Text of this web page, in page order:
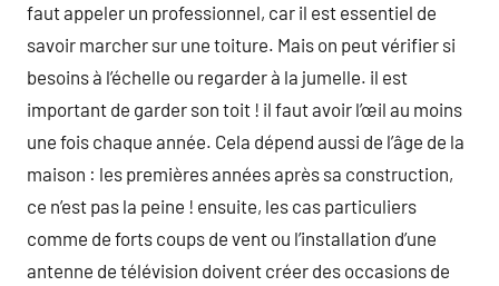
faut appeler un professionnel, car il est essentiel de
savoir marcher sur une toiture. Mais on peut vérifier si
besoins à l’échelle ou regarder à la jumelle. il est
important de garder son toit ! il faut avoir l’œil au moins
une fois chaque année. Cela dépend aussi de l’âge de la
maison : les premières années après sa construction,
ce n’est pas la peine ! ensuite, les cas particuliers
comme de forts coups de vent ou l’installation d’une
antenne de télévision doivent créer des occasions de